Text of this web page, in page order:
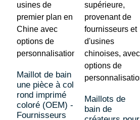
Maillot de bain
une pièce à col
rond imprimé
coloré (OEM) -
Fournisseurs
Maillots de
bain de